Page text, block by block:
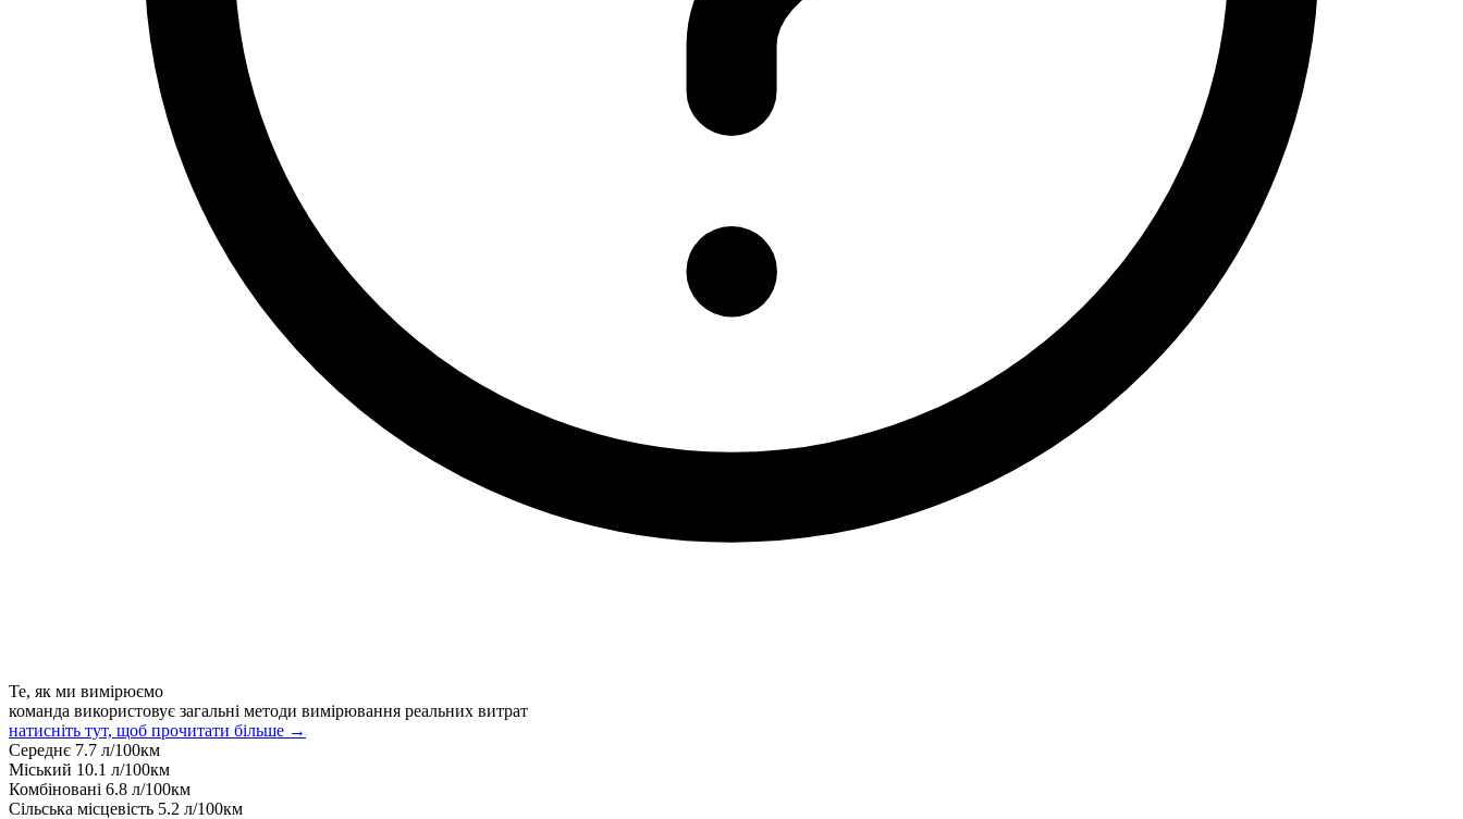
Те, як ми вимірюємо
команда використовує загальні методи вимірювання реальних витрат
натисніть тут, щоб прочитати більше →
Середнє 7.7 л/100км
Міський 10.1 л/100км
Комбіновані 6.8 л/100км
Сільська місцевість 5.2 л/100км